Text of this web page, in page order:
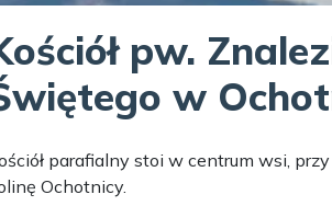
pw.
w
parafialny stoi w centrum wsi,
Ochotnicy.